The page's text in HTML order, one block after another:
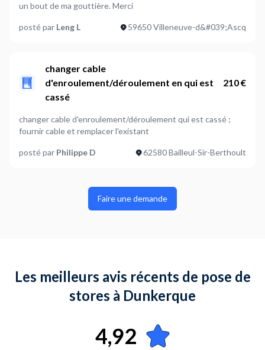
un bout de ma gouttière. Merci
posté par Leng L 59650 Villeneuve-d&#039;Ascq
changer cable
d'enroulement/déroulement en qui est
cassé
210 €
changer cable d'enroulement/déroulement qui est cassé ;
fournir cable et remplacer l'existant
posté par Philippe D 62580 Bailleul-Sir-Berthoult
Faire une demande
Les meilleurs avis récents de pose de
stores à Dunkerque
4,92